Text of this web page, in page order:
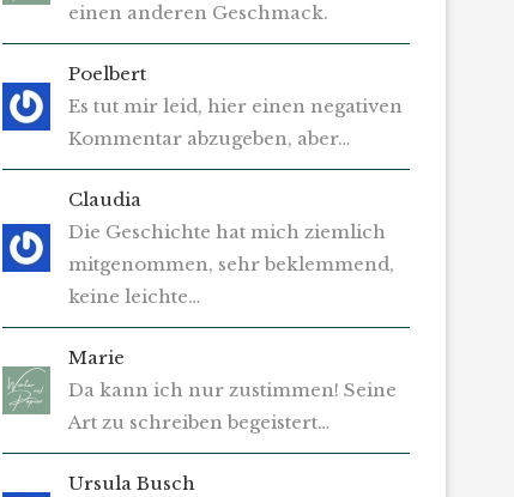
einen anderen Geschmack.
Poelbert
Es tut mir leid, hier einen negativen
Kommentar abzugeben, aber…
Claudia
Die Geschichte hat mich ziemlich
mitgenommen, sehr beklemmend,
keine leichte…
Marie
Da kann ich nur zustimmen! Seine
Art zu schreiben begeistert…
Ursula Busch